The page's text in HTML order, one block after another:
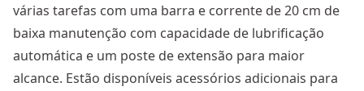
várias tarefas com uma barra e corrente de 20 cm de
baixa manutenção com capacidade de lubrificação
automática e um poste de extensão para maior
alcance. Estão disponíveis acessórios adicionais para